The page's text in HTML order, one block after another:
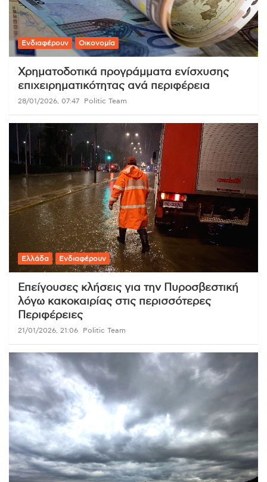
Ενδιαφέρουν Οικονομία
Χρηματοδοτικά προγράμματα ενίσχυσης
επιχειρηματικότητας ανά περιφέρεια
28/01/2026, 07:47 Politic Team
Ελλάδα Ενδιαφέρουν
Επείγουσες κλήσεις για την Πυροσβεστική
λόγω κακοκαιρίας στις περισσότερες
Περιφέρειες
21/01/2026, 21:06 Politic Team